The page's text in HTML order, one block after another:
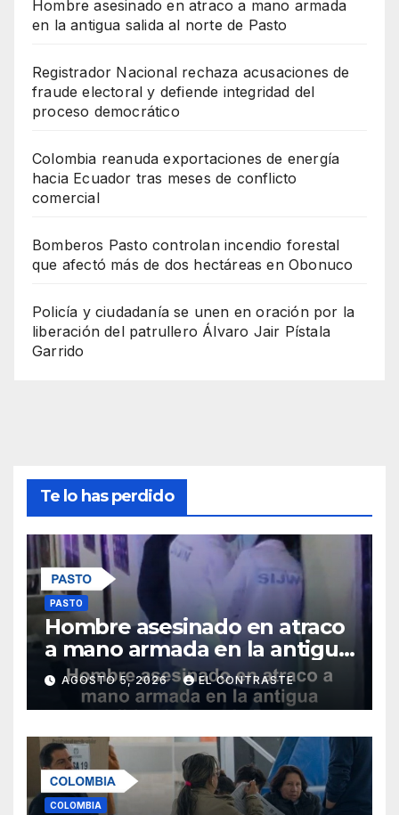
Hombre asesinado en atraco a mano armada
en la antigua salida al norte de Pasto
Registrador Nacional rechaza acusaciones de
fraude electoral y defiende integridad del
proceso democrático
Colombia reanuda exportaciones de energía
hacia Ecuador tras meses de conflicto
comercial
Bomberos Pasto controlan incendio forestal
que afectó más de dos hectáreas en Obonuco
Policía y ciudadanía se unen en oración por la
liberación del patrullero Álvaro Jair Pístala
Garrido
Te lo has perdido
PASTO
Hombre asesinado en atraco
a mano armada en la antigua
salida al norte de Pasto
AGOSTO 5, 2026 EL CONTRASTE
COLOMBIA